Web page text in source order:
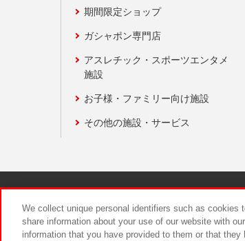
期間限定ショップ
ガシャポン専門店
アスレチック・スポーツエンタメ
施設
お子様・ファミリー向け施設
その他の施設・サービス
We collect unique personal identifiers such as
share information about your use of our website with
information that you have provided to them or that